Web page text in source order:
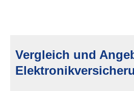
Vergleich und